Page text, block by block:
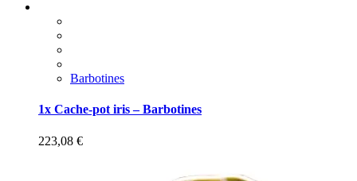
Barbotines
1x Cache-pot iris – Barbotines
223,08 €